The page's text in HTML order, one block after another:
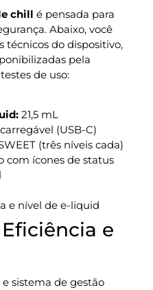
chill é pensada para
Abaixo, você
técnicos do dispositivo,
pela
de uso:
21,5 mL
(USB-C)
(três níveis cada)
com ícones de status
e nível de e-liquid
e
sistema de gestão